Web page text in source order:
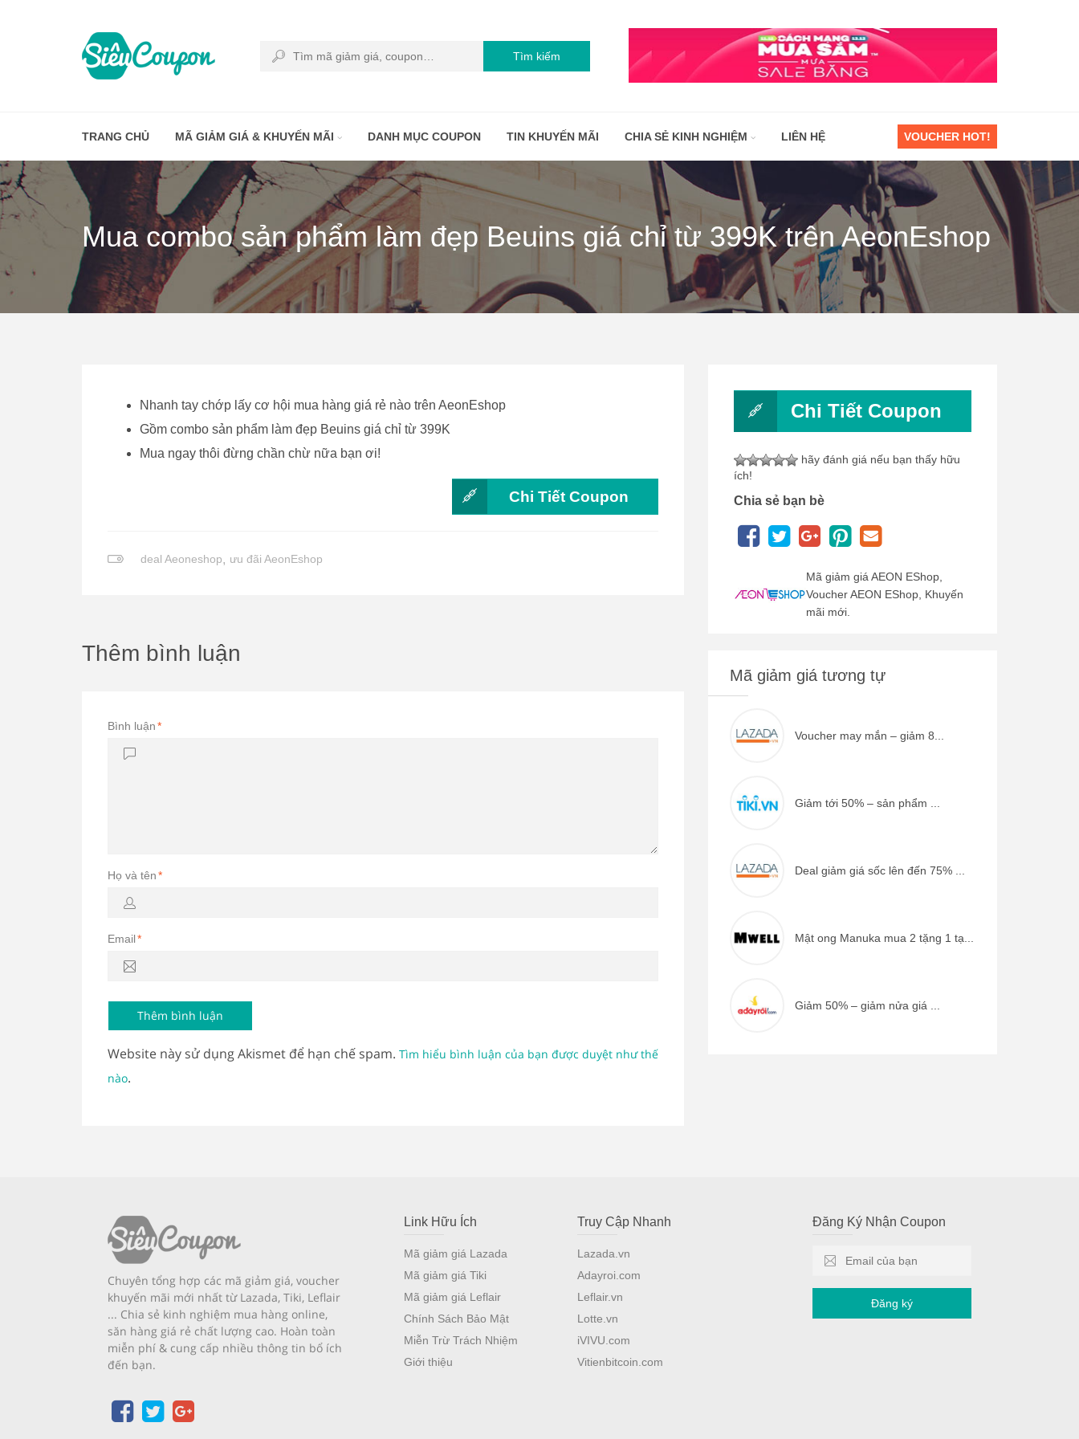
Tìm kiếm
TRANG CHỦ MÃ GIẢM GIÁ & KHUYẾN MÃI DANH MỤC COUPON TIN KHUYẾN MÃI CHIA SẺ KINH NGHIỆM LIÊN HỆ VOUCHER HOT!
Mua combo sản phẩm làm đẹp Beuins giá chỉ từ 399K trên AeonEshop
Nhanh tay chớp lấy cơ hội mua hàng giá rẻ nào trên AeonEshop
Gồm combo sản phẩm làm đẹp Beuins giá chỉ từ 399K
Mua ngay thôi đừng chần chừ nữa bạn ơi!
Chi Tiết Coupon
deal Aeoneshop, ưu đãi AeonEshop
Thêm bình luận
Bình luận*
Họ và tên*
Email*
Website này sử dụng Akismet để hạn chế spam. Tìm hiểu bình luận của bạn được duyệt như thế
nào.
Chi Tiết Coupon
hãy đánh giá nếu bạn thấy hữu
ích!
Chia sẻ bạn bè
Mã giảm giá AEON EShop,
Voucher AEON EShop, Khuyến
mãi mới.
Mã giảm giá tương tự
Voucher may mắn – giảm 8...
Giảm tới 50% – sản phẩm ...
Deal giảm giá sốc lên đến 75% ...
Mật ong Manuka mua 2 tặng 1 tạ...
Giảm 50% – giảm nửa giá ...
Chuyên tổng hợp các mã giảm giá, voucher
khuyến mãi mới nhất từ Lazada, Tiki, Leflair
... Chia sẻ kinh nghiệm mua hàng online,
săn hàng giá rẻ chất lượng cao. Hoàn toàn
miễn phí & cung cấp nhiều thông tin bổ ích
đến bạn.
Link Hữu Ích
Mã giảm giá Lazada
Mã giảm giá Tiki
Mã giảm giá Leflair
Chính Sách Bảo Mật
Miễn Trừ Trách Nhiệm
Giới thiệu
Truy Cập Nhanh
Lazada.vn
Adayroi.com
Leflair.vn
Lotte.vn
iVIVU.com
Vitienbitcoin.com
Đăng Ký Nhận Coupon
Đăng ký